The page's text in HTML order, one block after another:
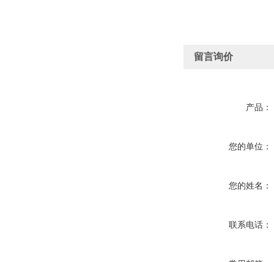
留言询价
产品：
您的单位：
您的姓名：
联系电话：